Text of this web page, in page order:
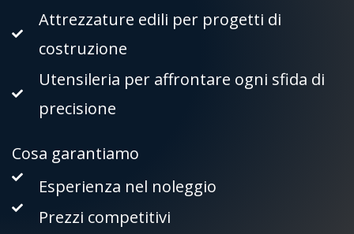
Attrezzature edili per progetti di
costruzione
Utensileria per affrontare ogni sfida di
precisione
Cosa garantiamo
Esperienza nel noleggio
Prezzi competitivi